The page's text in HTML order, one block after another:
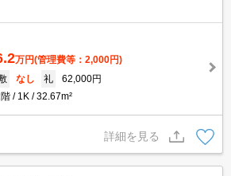
万円(管理費等：2,000円)
なし 礼
62,000円
1K 32.67m²
詳細を見る